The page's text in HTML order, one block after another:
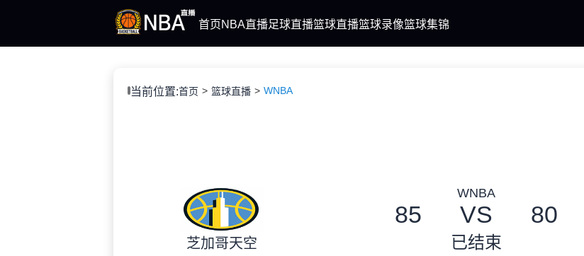
首页NBA直播足球直播篮球直播篮球录像篮球集锦
当前位置:首页 篮球直播 WNBA
芝加哥天空
WNBA
85 VS 80
已结束